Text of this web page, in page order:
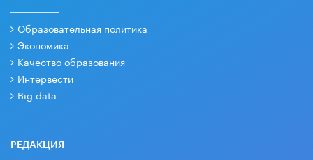
Образовательная политика
Экономика
Качество образования
Интервести
Big data
РЕДАКЦИЯ